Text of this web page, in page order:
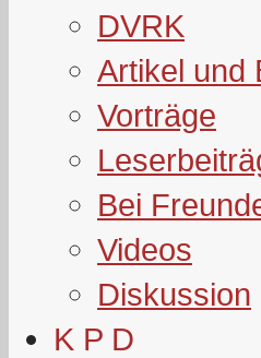
DVRK
Artikel und
Vorträge
Bei
Videos
Diskussion
K P D